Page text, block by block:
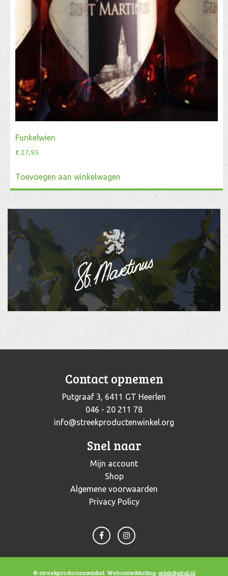
Funkelwien
€ 27,95
Toevoegen aan winkelwagen
Contact opnemen
Putgraaf 3, 6411 GT Heerlen
046 - 20 211 78
info@streekproductenwinkel.org
Snel naar
Mijn account
Shop
Algemene voorwaarden
Privacy Policy
© streekproductenwinkel. Webontwikkeling:winkdigital.nl